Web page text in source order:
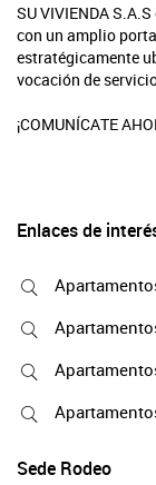
SU VIVIENDA
con un amplio
estratégicamente
vocación de
¡COMUNÍCATE
Enlaces de
Sede Rodeo